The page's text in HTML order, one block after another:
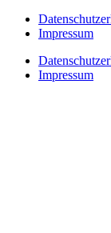
Impressum
Impressum